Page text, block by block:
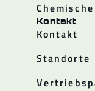
Kontakt
Kontakt
Standorte